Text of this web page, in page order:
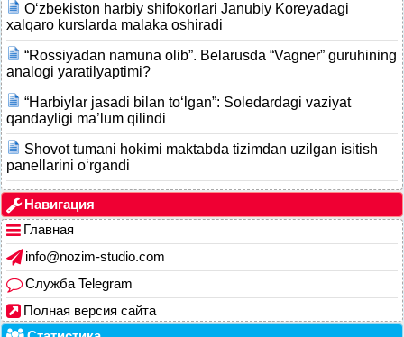
O‘zbekiston harbiy shifokorlari Janubiy Koreyadagi
xalqaro kurslarda malaka oshiradi
“Rossiyadan namuna olib”. Belarusda “Vagner” guruhining
analogi yaratilyaptimi?
“Harbiylar jasadi bilan to‘lgan”: Soledardagi vaziyat
qandayligi ma’lum qilindi
Shovot tumani hokimi maktabda tizimdan uzilgan isitish
panellarini o‘rgandi
Навигация
Главная
info@nozim-studio.com
Служба Telegram
Полная версия сайта